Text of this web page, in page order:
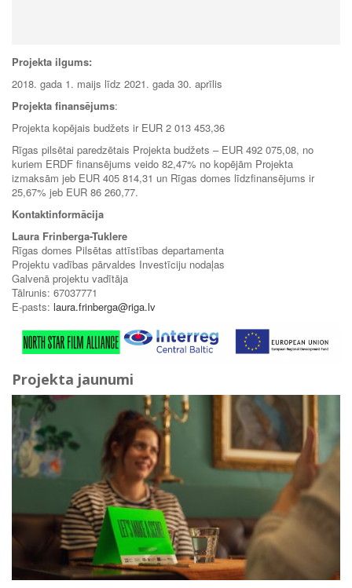
Projekta ilgums:
2018. gada 1. maijs līdz 2021. gada 30. aprīlis
Projekta finansējums:
Projekta kopējais budžets ir EUR 2 013 453,36
Rīgas pilsētai paredzētais Projekta budžets – EUR 492 075,08, no
kuriem ERDF finansējums veido 82,47% no kopējām Projekta
izmaksām jeb EUR 405 814,31 un Rīgas domes līdzfinansējums ir
25,67% jeb EUR 86 260,77.
Kontaktinformācija
Laura Frinberga-Tuklere
Rīgas domes Pilsētas attīstības departamenta
Projektu vadības pārvaldes Investīciju nodaļas
Galvenā projektu vadītāja
Tālrunis: 67037771
E-pasts: laura.frinberga@riga.lv
Projekta jaunumi